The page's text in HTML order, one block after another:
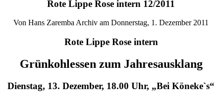
Rote Lippe Rose intern 12/2011
Von Hans Zaremba Archiv am Donnerstag, 1. Dezember 2011
Rote Lippe Rose intern
Grünkohlessen zum Jahresausklang
Dienstag, 13. Dezember, 18.00 Uhr, „Bei Köneke`s“